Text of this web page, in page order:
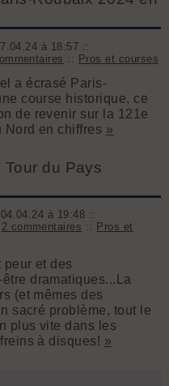
à 18:57 ::
:: Pros et courses
a écrasé Paris-
course historique, ce
de revenir sur la 121e
Nord en chiffres »
du Pays
à 19:48 ::
2 commentaires :: Pros et
peur et des
dramatiques...La
(et mêmes des
sacré problème, tout le
plus vite dans les
à disques! »